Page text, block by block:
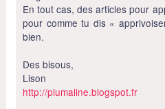
En tout cas, des articles pour
pour comme tu dis «
bien.
Des bisous,
Lison
http://plumaline.blogspot.fr